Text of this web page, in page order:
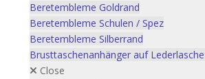
Beretembleme Goldrand
Beretembleme Schulen / Spez
Beretembleme Silberrand
Brusttaschenanhänger auf Lederlasche
Close